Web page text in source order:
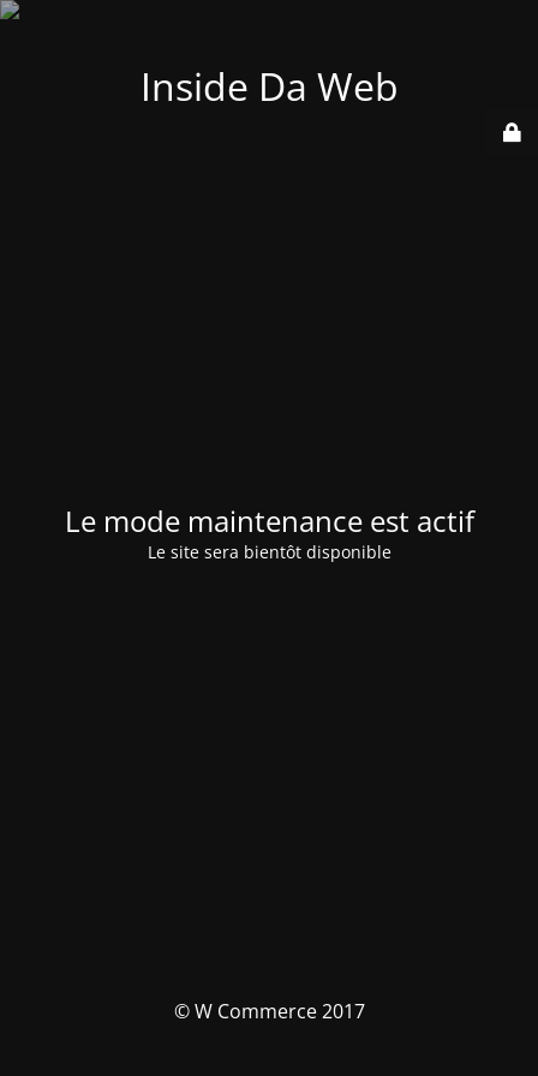
Inside Da Web
Le mode maintenance est actif
Le site sera bientôt disponible
© W Commerce 2017